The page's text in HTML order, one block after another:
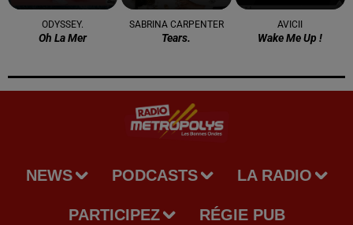
ODYSSEY.
Oh La Mer
SABRINA CARPENTER
Tears.
AVICII
Wake Me Up !
NEWS PODCASTS LA RADIO
PARTICIPEZ RÉGIE PUB